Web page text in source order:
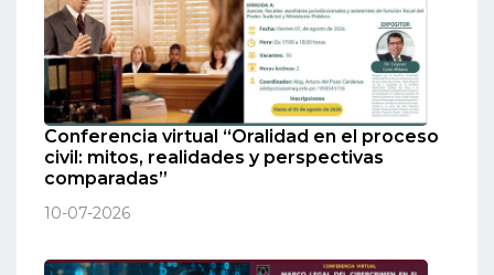
Conferencia virtual “Oralidad en el proceso
civil: mitos, realidades y perspectivas
comparadas”
10-07-2026